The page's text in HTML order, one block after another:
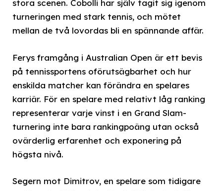
stora scenen. Cobolli har själv tagit sig igenom
turneringen med stark tennis, och mötet
mellan de två lovordas bli en spännande affär.
Ferys framgång i Australian Open är ett bevis
på tennissportens oförutsägbarhet och hur
enskilda matcher kan förändra en spelares
karriär. För en spelare med relativt låg ranking
representerar varje vinst i en Grand Slam-
turnering inte bara rankingpoäng utan också
ovärderlig erfarenhet och exponering på
högsta nivå.
Segern mot Dimitrov, en spelare som tidigare